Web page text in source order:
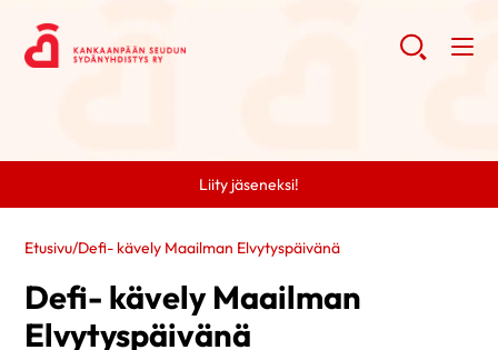
Liity jäseneksi!
Etusivu/Defi- kävely Maailman Elvytyspäivänä
Defi- kävely Maailman
Elvytyspäivänä